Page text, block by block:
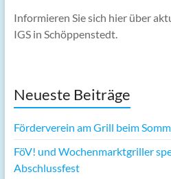
Informieren Sie sich hier über
IGS in Schöppenstedt.
Neueste Beiträge
Förderverein am Grill beim
FöV! und Wochenmarktgriller
Abschlussfest